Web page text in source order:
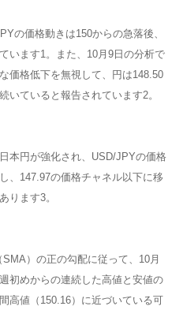
の価格動きは150からの急落後、
います​1​。また、10月9日の分析で
価格低下を無視して、円は148.50
いていると報告されています​2​。
本円が強化され、USD/JPYの価格
、147.97の価格チャネル以下に移
ります​3​。
）の正の勾配に従って、10月
初めからの連続した高値と安値の
高値（150.16）に近づいている可